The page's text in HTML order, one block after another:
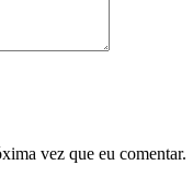
vez que eu comentar.